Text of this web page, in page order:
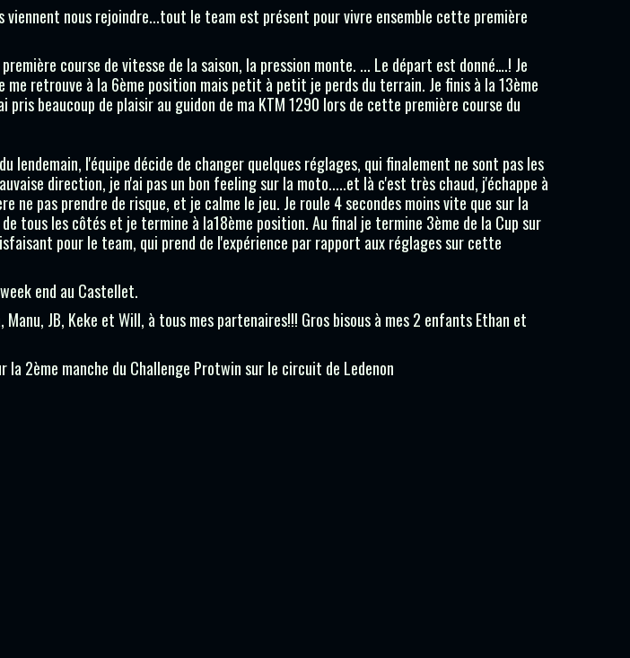
nous rejoindre...tout le team est présent pour vivre ensemble cette première
course de vitesse de la saison, la pression monte. ... Le départ est donné….! Je
me retrouve à la 6ème position mais petit à petit je perds du terrain. Je finis à la 13ème
pris beaucoup de plaisir au guidon de ma KTM 1290 lors de cette première course du
lendemain, l'équipe décide de changer quelques réglages, qui finalement ne sont pas les
direction, je n'ai pas un bon feeling sur la moto.....et là c'est très chaud, j'échappe à
ne pas prendre de risque, et je calme le jeu. Je roule 4 secondes moins vite que sur la
tous les côtés et je termine à la18ème position. Au final je termine 3ème de la Cup sur
pour le team, qui prend de l'expérience par rapport aux réglages sur cette
end au Castellet.
Manu, JB, Keke et Will, à tous mes partenaires!!! Gros bisous à mes 2 enfants Ethan et
la 2ème manche du Challenge Protwin sur le circuit de Ledenon